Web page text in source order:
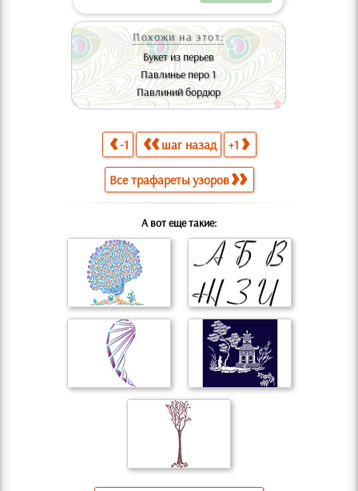
Похожи на этот:
Букет из перьев
Павлинье перо 1
Павлиний бордюр
-1 шаг назад +1
Все трафареты узоров
А вот еще такие: